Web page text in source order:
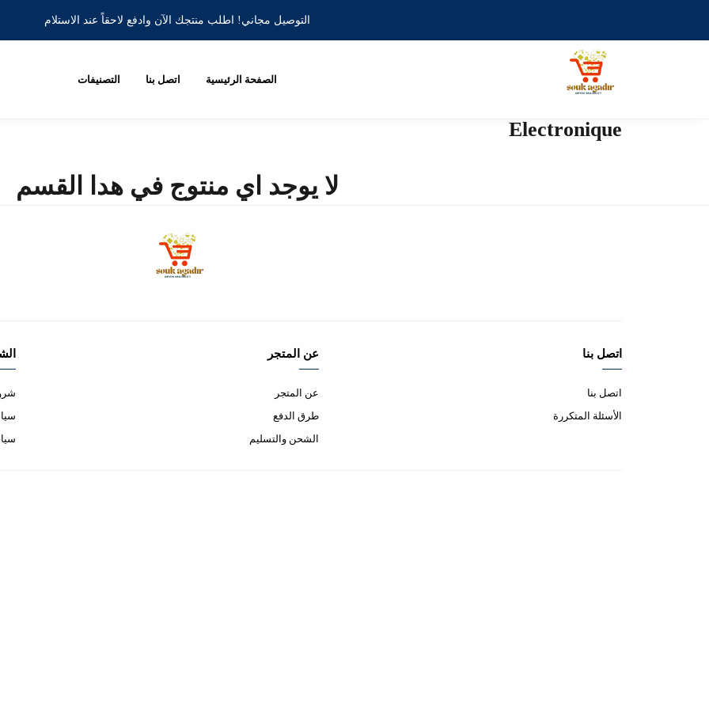
التوصيل مجاني! اطلب منتجك الآن وادفع لاحقاً عند الاستلام
الصفحة الرئيسية اتصل بنا التصنيفات
Electronique
لا يوجد اي منتوج في هدا القسم
اتصل بنا
اتصل بنا
الأسئلة المتكررة
عن المتجر
عن المتجر
طرق الدفع
الشحن والتسليم